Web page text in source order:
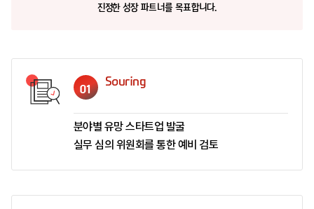
진정한 성장 파트너를 목표합니다.
01 Souring
분야별 유망 스타트업 발굴
실무 심의 위원회를 통한 예비 검토